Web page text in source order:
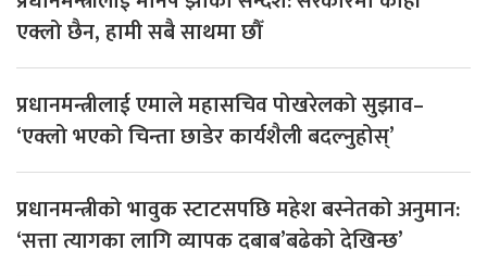
एक्लो छैन, हामी सबै साथमा छौँ
प्रधानमन्त्रीलाई एमाले महासचिव पोखरेलको सुझाव–
‘एक्लो भएको चिन्ता छाडेर कार्यशैली बदल्नुहोस्’
प्रधानमन्त्रीको भावुक स्टाटसपछि महेश बस्नेतको अनुमान:
‘सत्ता त्यागका लागि व्यापक दबाब’बढेको देखिन्छ’